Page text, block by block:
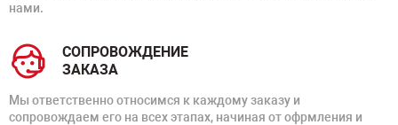
нами.
СОПРОВОЖДЕНИЕ
ЗАКАЗА
Мы ответственно относимся к каждому заказу и
сопровождаем его на всех этапах, начиная от офрмления и